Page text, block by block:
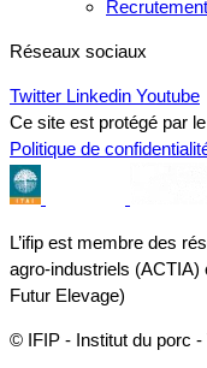
Recrutement
Réseaux sociaux
Twitter Linkedin Youtube
Ce site est protégé par
Politique de
L’ifip est membre des
agro-industriels
Futur Elevage)
© IFIP - Institut du porc